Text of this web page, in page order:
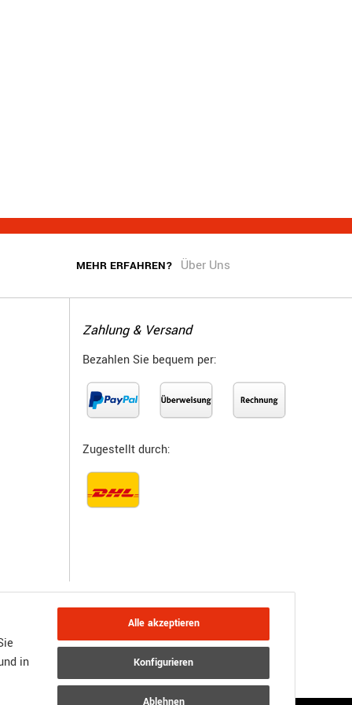
Alle akzeptieren
Konfigurieren
Ablehnen
in
MEHR ERFAHREN? Über Uns
Zahlung & Versand
Bezahlen Sie bequem per:
Zugestellt durch:
Powered byJTL-Shop